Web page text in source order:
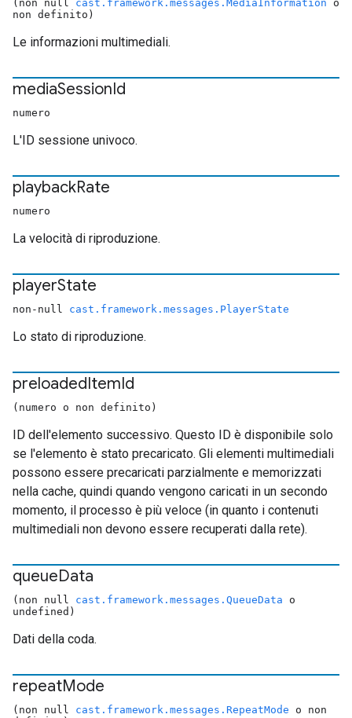
(non null cast.framework.messages.MediaInformation o
non definito)
Le informazioni multimediali.
mediaSessionId
numero
L'ID sessione univoco.
playbackRate
numero
La velocità di riproduzione.
playerState
non-null cast.framework.messages.PlayerState
Lo stato di riproduzione.
preloadedItemId
(numero o non definito)
ID dell'elemento successivo. Questo ID è disponibile solo
se l'elemento è stato precaricato. Gli elementi multimediali
possono essere precaricati parzialmente e memorizzati
nella cache, quindi quando vengono caricati in un secondo
momento, il processo è più veloce (in quanto i contenuti
multimediali non devono essere recuperati dalla rete).
queueData
(non null cast.framework.messages.QueueData o
undefined)
Dati della coda.
repeatMode
(non null cast.framework.messages.RepeatMode o non